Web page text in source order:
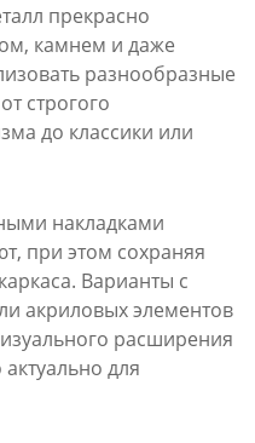
прекрасно
камнем и даже
разнообразные
строгого
до классики или
накладками
при этом сохраняя
Варианты с
акриловых элементов
расширения
для